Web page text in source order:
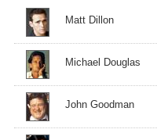
Matt Dillon
Michael Douglas
John Goodman